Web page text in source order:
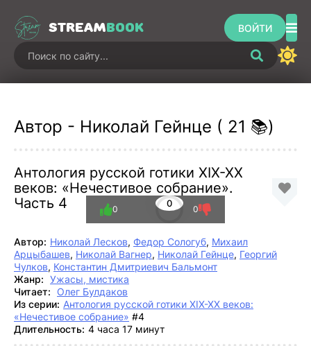
STREAMBOOK ВОЙТИ
Автор - Николай Гейнце ( 21 📚)
Антология русской готики XIX-XX
веков: «Нечестивое собрание».
Часть 4
0
0 0
Автор: Николай Лесков, Федор Сологуб, Михаил
Арцыбашев, Николай Вагнер, Николай Гейнце, Георгий
Чулков, Константин Дмитриевич Бальмонт
Жанр: Ужасы, мистика
Читает: Олег Булдаков
Из серии: Антология русской готики XIX-XX веков:
«Нечестивое собрание» #4
Длительность: 4 часа 17 минут